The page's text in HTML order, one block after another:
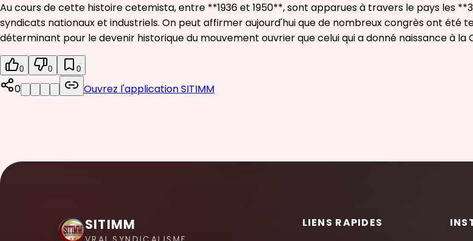
Au cours de cette histoire cetemista, entre **1936 et 1950**, sont apparues à travers le pays les
syndicats nationaux et industriels. On peut affirmer aujourd'hui que de nombreux congrès ont été
déterminant pour le devenir historique du mouvement ouvrier que celui qui a donné naissance à la
0 0 0
0 Ouvrez l'application SITIMM
SITIMM LIENS RAPIDES